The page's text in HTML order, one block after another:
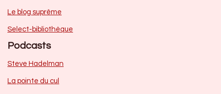
Le blog suprême
Select-bibliothèque
Podcasts
Steve Hadelman
La pointe du cul